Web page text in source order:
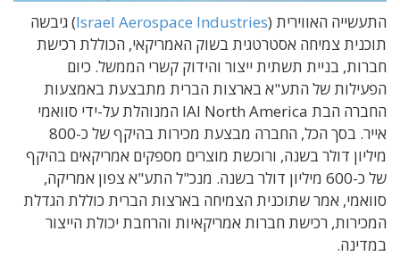
התעשייה האווירית (Israel Aerospace Industries) גיבשה
תוכנית צמיחה אסטרטגית בשוק האמריקאי, הכוללת רכישת
חברות, בניית תשתית ייצור והידוק קשרי הממשל. כיום
הפעילות של התע"א בארצות הברית מתבצעת באמצעות
החברה הבת IAI North America המנוהלת על-ידי סוואמי
אייר. בסך הכל, החברה מבצעת מכירות בהיקף של כ-800
מיליון דולר בשנה, ורוכשת מוצרים מספקים אמריקאים בהיקף
של כ-600 מיליון דולר בשנה. מנכ"ל התע"א צפון אמריקה,
סוואמי, אמר שתוכנית הצמיחה בארצות הברית כוללת הגדלת
המכירות, רכישת חברות אמריקאיות והרחבת יכולת הייצור
במדינה.